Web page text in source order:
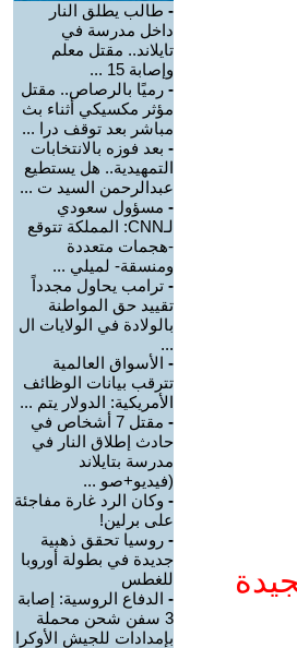
- طالب يطلق النار
داخل مدرسة في
تايلاند.. مقتل معلم
وإصابة 15 ...
- رميًا بالرصاص.. مقتل
مؤثر مكسيكي أثناء بث
مباشر بعد توقف درا ...
- بعد فوزه بالانتخابات
التمهيدية.. هل يستطيع
عبدالرحمن السيد ت ...
- مسؤول سعودي
لـCNN: المملكة تتوقع
-هجمات متعددة
ومنسقة- لميلي ...
- ترامب يحاول مجدداً
تقييد حق المواطنة
بالولادة في الولايات ال
...
- الأسواق العالمية
تترقب بيانات الوظائف
الأمريكية: الدولار يتم ...
-
مقتل 7 أشخاص في
حادث إطلاق النار في
مدرسة بتايلاند
(فيديو+صو ...
- وكان الرد غارة مفاجئة
على برلين!
- روسيا تحقق ذهبية
جديدة في بطولة أوروبا
للغطس
- الدفاع الروسية: إصابة
3 سفن شحن محملة
بإمدادات للجيش الأوكرا